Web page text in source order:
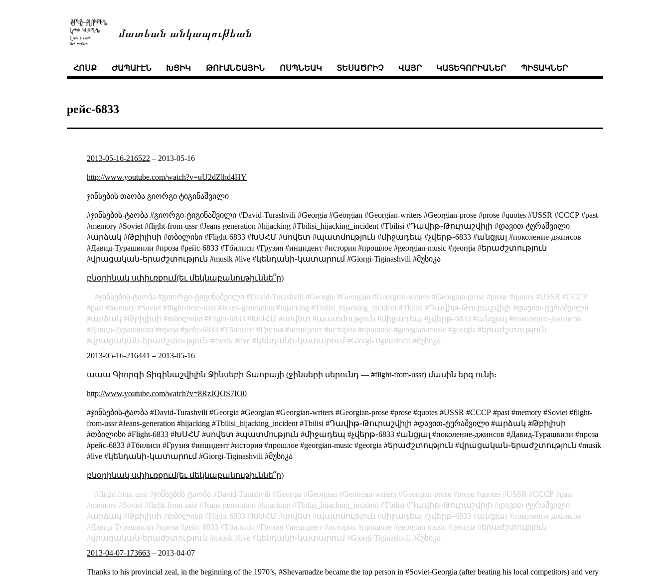
մատեան անկապութեան
ՀՈՍՔ ԺԱՊԱՒԷՆ ԽՑԻԿ ԹՈՒԱՆՇԱՅԻՆ ՈՍՊՆԵԱԿ ՏԵՍԱԾՐԻՉ ՎԱՅՐ ԿԱՏԵԳՈՐԻԱՆԵՐ ՊԻՏԱԿՆԵՐ
рейс-6833
2013-05-16-216522 – 2013-05-16
http://www.youtube.com/watch?v=uU2dZlhd4HY
ჯინსების თაობა გიორგი ტიგინაშვილი
#ჯინსების-ტაობა #გიორგი-ტიგინაშვილი #David-Turashvili #Georgia #Georgian #Georgian-writers #Georgian-prose #prose #quotes #USSR #СССР #past
#memory #Soviet #flight-from-ussr #Jeans-generation #hijacking #Tbilisi_hijacking_incident #Tbilisi #Դավիթ֊Թուրաշվիլի #დავით-ტურაშვილი
#արձակ #Թբիլիսի #თბილისი #Flight-6833 #ԽՍՀՄ #սովետ #պատմություն #միջադեպ #չվերթ֊6833 #անցյալ #поколение-джинсов
#Давид-Турашвили #проза #рейс-6833 #Тбилиси #Грузия #инцидент #история #прошлое #georgian-music #georgia #երաժշտություն
#վրացական֊երաժշտություն #musik #live #կենդանի֊կատարում #Giorgi-Tiginashvili #მუსიკა
բնօրինակ սփիւռքում(եւ մեկնաբանութիւննե՞ր)
ჯინსების-ტაობა გიორგი-ტიგინაშვილი David-Turashvili Georgia Georgian Georgian-writers Georgian-prose prose quotes USSR
СССР
past
memory Soviet flight-from-ussr Jeans-generation hijacking Tbilisi_hijacking_incident Tbilisi Դավիթ֊Թուրաշվիլի
დავით-ტურაშვილი
արձակ
Թբիլիսի თბილისი Flight-6833 ԽՍՀՄ սովետ պատմություն միջադեպ չվերթ֊6833 անցյալ
поколение-джинсов
Давид-Турашвили
проза рейс-6833 Тбилиси Грузия инцидент история прошлое georgian-music georgia
երաժշտություն
վրացական֊երաժշտություն
musik live կենդանի֊կատարում Giorgi-Tiginashvili
მუსიკა
2013-05-16-216441 – 2013-05-16
աաա Գիորգի Տիգինաշվիլին Ջինսեբի Տաոբայի (ջինսերի սերունդ — #flight-from-ussr) մասին երգ ունի։
http://www.youtube.com/watch?v=8RzJQOS7IO0
#ჯინსების-ტაობა #David-Turashvili #Georgia #Georgian #Georgian-writers #Georgian-prose #prose #quotes #USSR #СССР #past #memory #Soviet #flight-
from-ussr #Jeans-generation #hijacking #Tbilisi_hijacking_incident #Tbilisi #Դավիթ֊Թուրաշվիլի #დავით-ტურაშვილი #արձակ #Թբիլիսի
#თბილისი #Flight-6833 #ԽՍՀՄ #սովետ #պատմություն #միջադեպ #չվերթ֊6833 #անցյալ #поколение-джинсов #Давид-Турашвили #проза
#рейс-6833 #Тбилиси #Грузия #инцидент #история #прошлое #georgian-music #georgia #երաժշտություն #վրացական֊երաժշտություն #musik
#live #կենդանի֊կատարում #Giorgi-Tiginashvili #მუსიკა
բնօրինակ սփիւռքում(եւ մեկնաբանութիւննե՞ր)
flight-from-ussr ჯინსების-ტაობა David-Turashvili Georgia Georgian Georgian-writers Georgian-prose prose quotes USSR СССР
past
memory
Soviet flight-from-ussr Jeans-generation hijacking Tbilisi_hijacking_incident Tbilisi Դավիթ֊Թուրաշվիլի
დავით-ტურაშვილი
արձակ
Թբիլիսի თბილისი Flight-6833 ԽՍՀՄ սովետ պատմություն միջադեպ չվերթ֊6833 անցյալ
поколение-джинсов
Давид-Турашвили
проза рейс-6833 Тбилиси Грузия инцидент история прошлое georgian-music georgia
երաժշտություն
վրացական֊երաժշտություն
musik live կենդանի֊կատարում Giorgi-Tiginashvili
მუსიკა
2013-04-07-173663 – 2013-04-07
Thanks to his provincial zeal, in the beginning of the 1970’s, #Shevarnadze became the top person in #Soviet-Georgia (after beating his local competitors) and very